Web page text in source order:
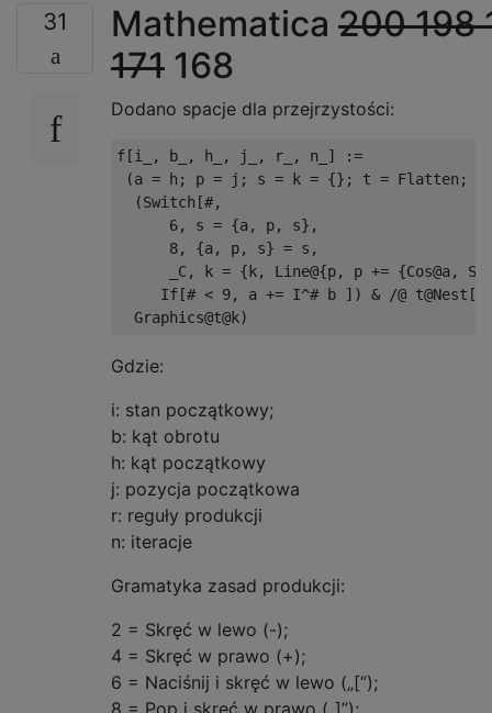
31 Mathematica 200198
171 168
Dodano spacje dla przejrzystości:
f[i_, b_, h_, j_, r_, n_] :=
(a = h; p = j; s = k = {}; t = Flatten;
  (Switch[#,
      6, s = {a, p, s},
      8, {a, p, s} = s,
_C, k = {k, Line@{p, p += {Cos@a,
If[# < 9, a += I^# b ]) & /@ t@Nest[#
Gdzie:
i: stan początkowy;
b: kąt obrotu
h: kąt początkowy
j: pozycja początkowa
r: reguły produkcji
n: iteracje
Gramatyka zasad produkcji:
2 = Skręć w lewo (-);
4 = Skręć w prawo (+);
6 = Naciśnij i skręć w lewo („[”);
8 = Pop i skręć w prawo („]”);